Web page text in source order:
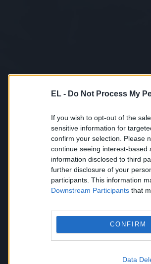
EL - Do Not Process My
If you wish to opt-out of the
sensitive information for
confirm your selection. Please
continue seeing interest-
information disclosed to third
further disclosure of your
participants. This information
Downstream Participants that
CONFIRM
Data